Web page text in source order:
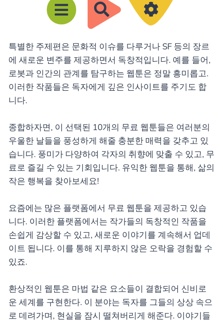
R
e
h
e
r
e
r
특별한 주제편은 문화적 이슈를 다루거나 SF 등의 장르
에 새로운 변주를 제공하면서 독창적입니다. 예를 들어,
로봇과 인간의 관계를 탐구하는 웹툰은 정말 흥미롭고.
이러한 작품들은 독자에게 깊은 인사이트를 주기도 합
니다.
종합하자면, 이 선택된 10개의 무료 웹툰들은 여러분의
우울한 날들을 풍성하게 해줄 충분한 매력을 갖추고 있
습니다. 풍미가 다양하여 각자의 취향에 맞출 수 있고, 무
료로 즐길 수 있는 기회입니다. 유익한 웹툰을 통해, 삶의
작은 행복을 찾아보세요!
요즘에는 많은 플랫폼에서 무료 웹툰을 제공하고 있습
니다. 이러한 플랫폼에서는 작가들의 독창적인 작품을
손쉽게 감상할 수 있고, 새로운 이야기를 계속해서 업데
이트 됩니다. 이를 통해 지루하지 않은 오락을 경험할 수
있죠.
환상적인 웹툰은 마법 같은 요소들이 결합되어 신비로
운 세계를 구현한다. 이 분야는 독자를 그들의 상상 속으
로 데려가며, 현실을 잠시 떨쳐버리게 해준다. 이야기들